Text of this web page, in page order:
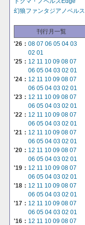
幻狼ファンタジアノベルス
刊行月一覧
'26： 08 07 06 05 04 03
02 01
'25： 12 11 10 09 08 07
06 05 04 03 02 01
'24： 12 11 10 09 08 07
06 05 04 03 02 01
'23： 12 11 10 09 08 07
06 05 04 03 02 01
'22： 12 11 10 09 08 07
06 05 04 03 02 01
'21： 12 11 10 09 08 07
06 05 04 03 02 01
'20： 12 11 10 09 08 07
06 05 04 03 02 01
'19： 12 11 10 09 08 07
06 05 04 03 02 01
'18： 12 11 10 09 08 07
06 05 04 03 02 01
'17： 12 11 10 09 08 07
06 05 04 03 02 01
'16： 12 11 10 09 08 07